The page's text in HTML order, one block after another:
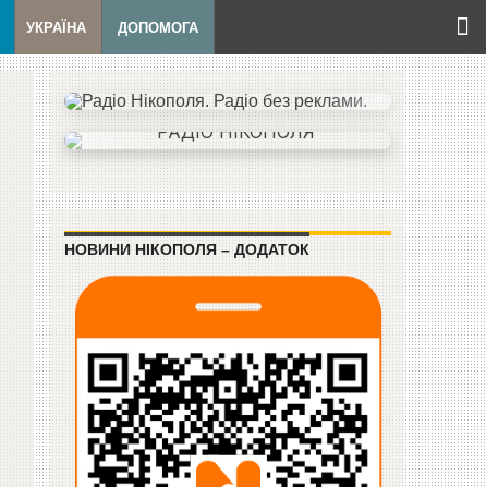
УКРАЇНА ДОПОМОГА
НОВИНИ НІКОПОЛЯ – ДОДАТОК